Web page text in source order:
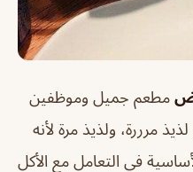
مطعم جميل وموظفين
مرررة، ولذيذ مرة لأنه
في التعامل مع الأكل